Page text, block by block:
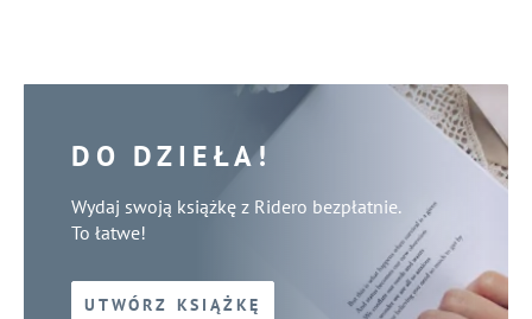
DO DZIEŁA!
Wydaj swoją książkę z Ridero bezpłatnie.
To łatwe!
UTWÓRZ KSIĄŻKĘ